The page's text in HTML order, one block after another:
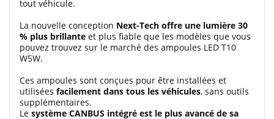
tout véhicule.
La nouvelle conception Next-Tech offre une lumière 30
% plus brillante et plus fiable que les modèles que vous
pouvez trouvez sur le marché des ampoules LED T10
W5W.
Ces ampoules sont conçues pour être installées et
utilisées facilement dans tous les véhicules, sans outils
supplémentaires.
Le système CANBUS intégré est le plus avancé de sa